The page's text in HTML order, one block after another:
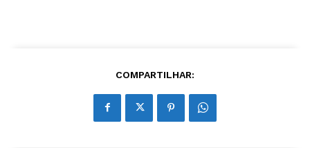
COMPARTILHAR: